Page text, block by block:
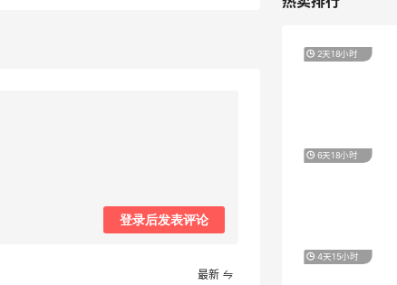
登录后发表评论
最新
2天18小时
6天18小时
4天15小时